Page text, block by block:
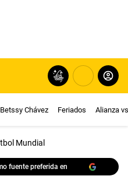
Betssy Chávez Feriados Alianza
Mundial
fuente preferida en